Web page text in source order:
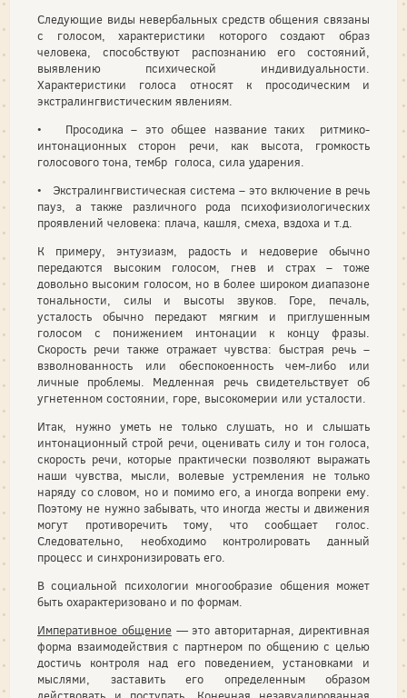
Следующие виды невербальных средств общения связаны
с голосом, характеристики которого создают образ
человека, способствуют распознанию его состояний,
выявлению психической индивидуальности.
Характеристики голоса относят к просодическим и
экстралингвистическим явлениям.
• Просодика – это общее название таких ритмико-
интонационных сторон речи, как высота, громкость
голосового тона, тембр голоса, сила ударения.
• Экстралингвистическая система – это включение в речь
пауз, а также различного рода психофизиологических
проявлений человека: плача, кашля, смеха, вздоха и т.д.
К примеру, энтузиазм, радость и недоверие обычно
передаются высоким голосом, гнев и страх – тоже
довольно высоким голосом, но в более широком диапазоне
тональности, силы и высоты звуков. Горе, печаль,
усталость обычно передают мягким и приглушенным
голосом с понижением интонации к концу фразы.
Скорость речи также отражает чувства: быстрая речь –
взволнованность или обеспокоенность чем-либо или
личные проблемы. Медленная речь свидетельствует об
угнетенном состоянии, горе, высокомерии или усталости.
Итак, нужно уметь не только слушать, но и слышать
интонационный строй речи, оценивать силу и тон голоса,
скорость речи, которые практически позволяют выражать
наши чувства, мысли, волевые устремления не только
наряду со словом, но и помимо его, а иногда вопреки ему.
Поэтому не нужно забывать, что иногда жесты и движения
могут противоречить тому, что сообщает голос.
Следовательно, необходимо контролировать данный
процесс и синхронизировать его.
В социальной психологии многообразие общения может
быть охарактеризовано и по формам.
Императивное общение— это авторитарная, директивная
форма взаимодействия с партнером по общению с целью
достичь контроля над его поведением, установками и
мыслями, заставить его определенным образом